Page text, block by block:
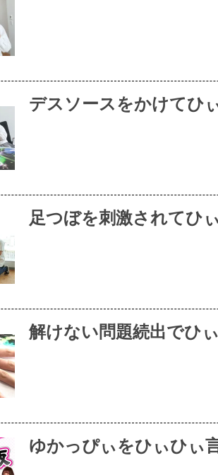
デスソースをかけてひ
足つぼを刺激されてひ
解けない問題続出でひ
ゆかっぴぃをひぃひぃ